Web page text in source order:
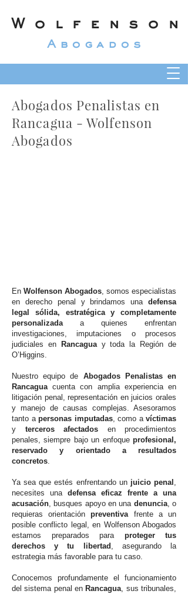
Wolfenson
Abogados
Abogados Penalistas en
Rancagua - Wolfenson
Abogados
En Wolfenson Abogados, somos especialistas
en derecho penal y brindamos una defensa
legal sólida, estratégica y completamente
personalizadaa quienes enfrentan
investigaciones, imputaciones o procesos
judiciales en
Rancaguay toda la Región de
O’Higgins.
Nuestro equipo de Abogados Penalistas en
Rancaguacuenta con amplia experiencia en
litigación penal, representación en juicios orales
y manejo de causas complejas. Asesoramos
tanto a personas imputadas, como a víctimas
y terceros afectados en procedimientos
penales, siempre bajo un enfoque profesional,
reservado y orientado a resultados
concretos.
Ya sea que estés enfrentando un juicio penal ,
necesites una defensa eficaz frente a una
acusación, busques apoyo en una denuncia, o
requieras orientaciónpreventivafrente a un
posible conflicto legal, en Wolfenson Abogados
estamos preparados para proteger tus
derechos y tu libertad , asegurando la
estrategia más favorable para tu caso.
Conocemos profundamente el funcionamiento
del sistema penal en Rancagua, sus tribunales,